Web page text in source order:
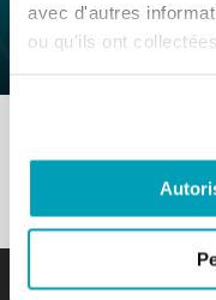
avec d'autres
ou qu'ils ont
Section M&R
réconcilier